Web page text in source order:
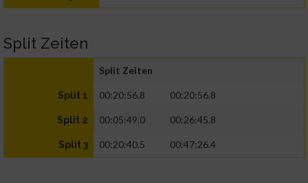
Split Zeiten
Split Zeiten
Split 1 00:20:56.8 00:20:56.8
Split 2 00:05:49.0 00:26:45.8
Split 3 00:20:40.5 00:47:26.4